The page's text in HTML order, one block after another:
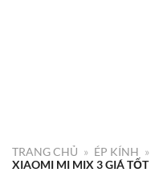
TRANG CHỦ » ÉP KÍNH »
XIAOMI MI MIX 3 GIÁ TỐT